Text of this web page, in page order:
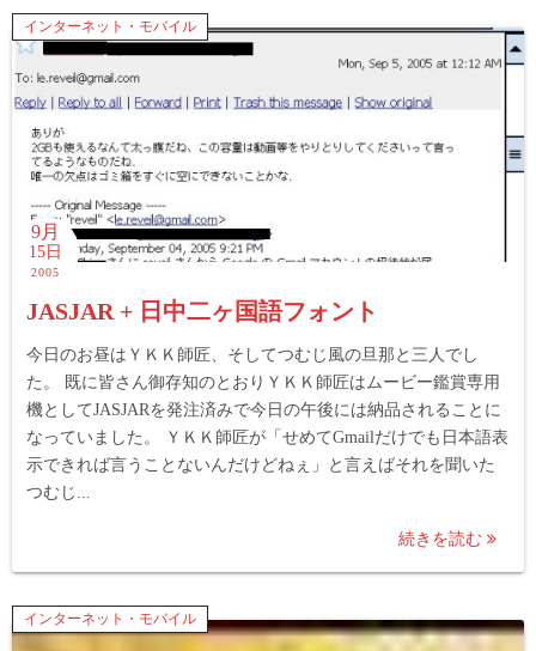
インターネット・モバイル
9月
15日
2005
JASJAR + 日中二ヶ国語フォント
今日のお昼はＹＫＫ師匠、そしてつむじ風の旦那と三人でし
た。 既に皆さん御存知のとおりＹＫＫ師匠はムービー鑑賞専用
機としてJASJARを発注済みで今日の午後には納品されることに
なっていました。 ＹＫＫ師匠が「せめてGmailだけでも日本語表
示できれば言うことないんだけどねぇ」と言えばそれを聞いた
つむじ...
続きを読む
インターネット・モバイル